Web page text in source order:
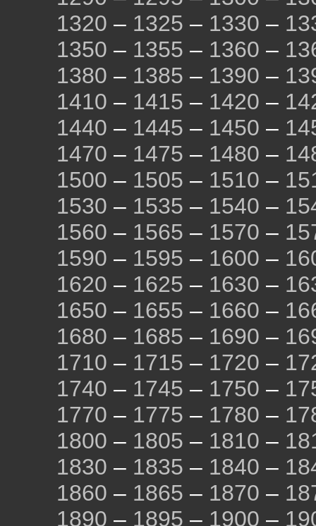
1320 – 1325 – 1330 –
1350 – 1355 – 1360 –
1380 – 1385 – 1390 –
1410 – 1415 – 1420 –
1440 – 1445 – 1450 –
1470 – 1475 – 1480 –
1500 – 1505 – 1510 –
1530 – 1535 – 1540 –
1560 – 1565 – 1570 –
1590 – 1595 – 1600 –
1620 – 1625 – 1630 –
1650 – 1655 – 1660 –
1680 – 1685 – 1690 –
1710 – 1715 – 1720 –
1740 – 1745 – 1750 –
1770 – 1775 – 1780 –
1800 – 1805 – 1810 –
1830 – 1835 – 1840 –
1860 – 1865 – 1870 –
1890 – 1895 – 1900 –